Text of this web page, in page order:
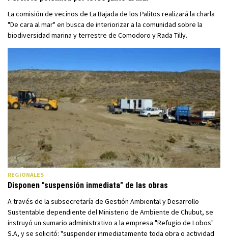
La comisión de vecinos de La Bajada de los Palitos realizará la charla
"De cara al mar" en busca de interiorizar a la comunidad sobre la
biodiversidad marina y terrestre de Comodoro y Rada Tilly.
REGIONALES
Disponen "suspensión inmediata" de las obras
A través de la subsecretaría de Gestión Ambiental y Desarrollo
Sustentable dependiente del Ministerio de Ambiente de Chubut, se
instruyó un sumario administrativo a la empresa "Refugio de Lobos"
S.A, y se solicitó: "suspender inmediatamente toda obra o actividad